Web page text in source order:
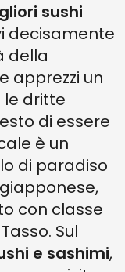
sushi
decisamente
della
apprezzi un
le dritte
di essere
è un
di paradiso
con classe
Sul
e sashimi,